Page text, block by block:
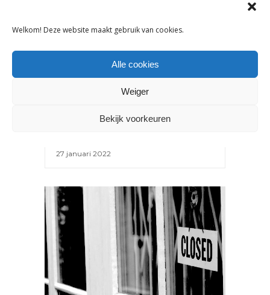
Welkom! Deze website maakt gebruik van cookies.
Alle cookies
Weiger
Bekijk voorkeuren
NIEUWS,ONDERNEMEN
DIT ZIJN DE 4 BELANGRIJKSTE
VRAAGSTUKKEN VOOR DE
27 januari 2022